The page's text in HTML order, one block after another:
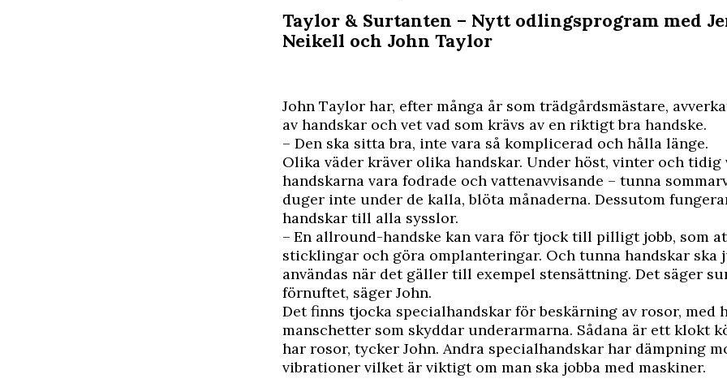
Taylor & Surtanten – Nytt odlingsprogram med
Neikell och John Taylor
John Taylor har, efter många år som trädgårdsmästare,
av handskar och vet vad som krävs av en riktigt bra handske.
– Den ska sitta bra, inte vara så komplicerad och hålla länge.
Olika väder kräver olika handskar. Under höst, vinter och tidig
handskarna vara fodrade och vattenavvisande – tunna
duger inte under de kalla, blöta månaderna. Dessutom
handskar till alla sysslor.
– En allround-handske kan vara för tjock till pilligt jobb, som
sticklingar och göra omplanteringar. Och tunna handskar ska
användas när det gäller till exempel stensättning. Det säger
förnuftet, säger John.
Det finns tjocka specialhandskar för beskärning av rosor, med
manschetter som skyddar underarmarna. Sådana är ett klokt
har rosor, tycker John. Andra specialhandskar har dämpning
vibrationer vilket är viktigt om man ska jobba med maskiner.